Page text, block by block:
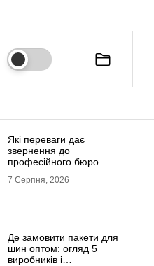
Які переваги дає
звернення до
професійного бюро
7 Серпня, 2026
Де замовити пакети для
шин оптом: огляд 5
виробників і